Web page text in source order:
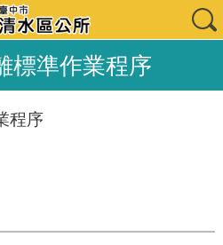
標準作業程序
程序